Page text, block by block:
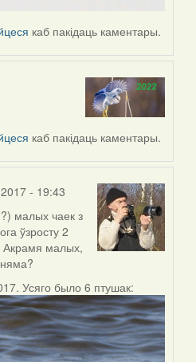
каб пакідаць каментары.
каб пакідаць каментары.
- 19:43
малых чаек з
ўзросту 2
Акрамя малых,
Усяго было 6 птушак: